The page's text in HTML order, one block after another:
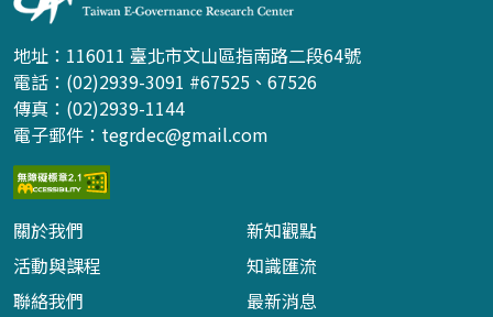
地址：116011 臺北市文山區指南路二段64號
電話：(02)2939-3091 #67525、67526
傳真：(02)2939-1144
電子郵件： tegrdec@gmail.com
關於我們
新知觀點
活動與課程
知識匯流
聯絡我們
最新消息